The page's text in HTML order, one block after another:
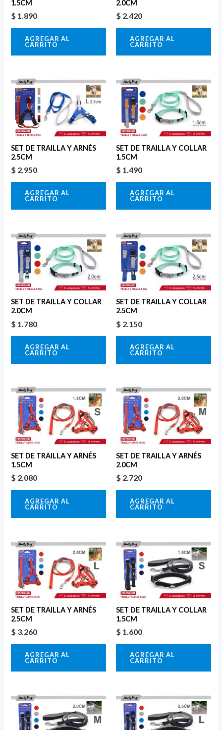
1.5CM
$ 1.890
AGREGAR AL
CARRITO
2.0CM
$ 2.420
AGREGAR AL
CARRITO
SET DE TRAILLA Y ARNÉS
2.5CM
$ 2.950
AGREGAR AL
CARRITO
SET DE TRAILLA Y COLLAR
1.5CM
$ 1.490
AGREGAR AL
CARRITO
SET DE TRAILLA Y COLLAR
2.0CM
$ 1.780
AGREGAR AL
CARRITO
SET DE TRAILLA Y COLLAR
2.5CM
$ 2.150
AGREGAR AL
CARRITO
SET DE TRAILLA Y ARNÉS
1.5CM
$ 2.080
AGREGAR AL
CARRITO
SET DE TRAILLA Y ARNÉS
2.0CM
$ 2.720
AGREGAR AL
CARRITO
SET DE TRAILLA Y ARNÉS
2.5CM
$ 3.260
AGREGAR AL
CARRITO
SET DE TRAILLA Y COLLAR
1.5CM
$ 1.600
AGREGAR AL
CARRITO